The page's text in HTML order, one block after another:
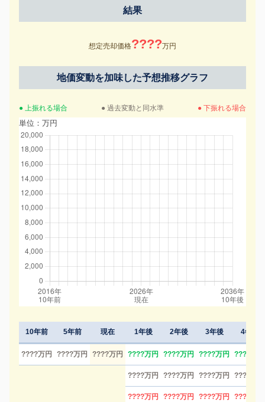
結果
想定売却価格????万円
地価変動を加味した予想推移グラフ
● 上振れる場合 ● 過去変動と同水準 ● 下振れる場合
単位：万円
10年前 5年前 現在
????万円 ????万円 ????万円
1年後 2年後 3年後 4年後
????万円 ????万円 ????万円 ????万円
????万円 ????万円 ????万円 ????万円
????万円 ????万円 ????万円 ????万円